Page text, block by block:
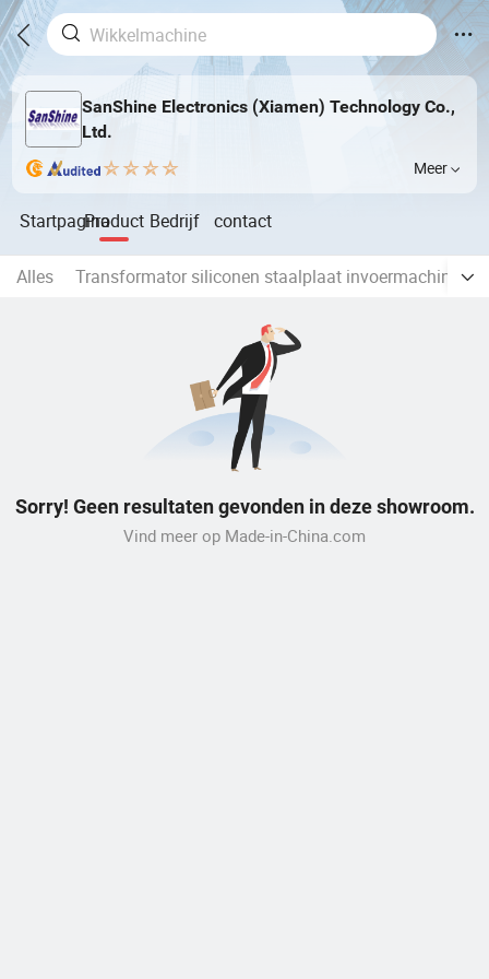
SanShine Electronics (Xiamen) Technology Co.,
Ltd.
Meer
StartpaginaProduct Bedrijf contact
Alles Transformator siliconen staalplaat invoermachine
Sorry! Geen resultaten gevonden in deze showroom.
Vind meer op Made-in-China.com